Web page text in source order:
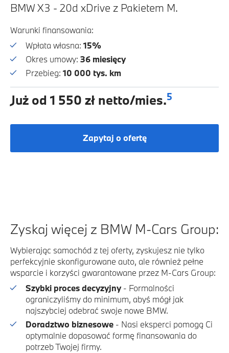
BMW X3 - 20d xDrive z Pakietem M.
Warunki finansowania:
Wpłata własna: 15%
Okres umowy: 36 miesięcy
Przebieg: 10 000 tys. km
Już od 1 550 zł netto/mies.5
Zapytaj o ofertę
Zyskaj więcej z BMW M-Cars Group:
Wybierając samochód z tej oferty, zyskujesz nie tylko
perfekcyjnie skonfigurowane auto, ale również pełne
wsparcie i korzyści gwarantowane przez M-Cars Group:
Szybki proces decyzyjny- Formalności
ograniczyliśmy do minimum, abyś mógł jak
najszybciej odebrać swoje nowe BMW.
Doradztwo biznesowe - Nasi eksperci pomogą Ci
optymalnie dopasować formę finansowania do
potrzeb Twojej firmy.